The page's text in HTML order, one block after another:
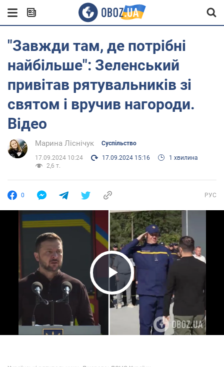
"Завжди там, де потрібні
найбільше": Зеленський
привітав рятувальників зі
святом і вручив нагороди.
Відео
Марина Ліснічук Суспільство
17.09.2024 10:24 17.09.2024 15:16
1 хвилина
2,6 т.
0 РУС
Play Video